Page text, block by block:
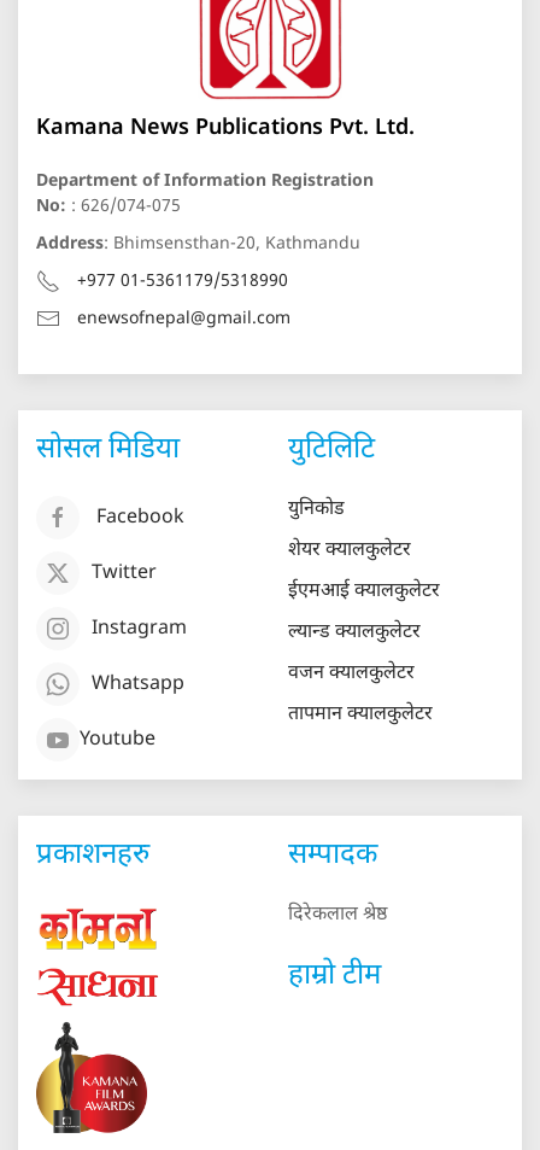
Kamana News Publications Pvt. Ltd.
Department of Information Registration
No: : 626/074-075
Address: Bhimsensthan-20, Kathmandu
+977 01-5361179/5318990
enewsofnepal@gmail.com
सोसल मिडिया
Facebook
Twitter
Instagram
Whatsapp
Youtube
युटिलिटि
युनिकोड
शेयर क्यालकुलेटर
ईएमआई क्यालकुलेटर
ल्यान्ड क्यालकुलेटर
वजन क्यालकुलेटर
तापमान क्यालकुलेटर
प्रकाशनहरु सम्पादक
दिरेकलाल श्रेष्ठ
हाम्रो टीम